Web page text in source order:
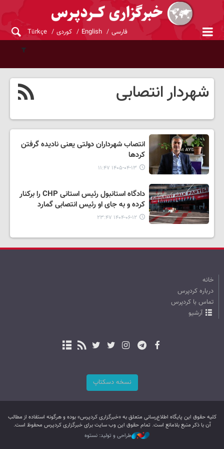
فارسی English کوردی Türkçe
شهردار انتصابی
انتصاب شهرداران دولتی یعنی نادیده گرفتن
کردها
۱۴۰۵-۰۴-۱۳ ۱۱:۴۷
دادگاه استانبول رئیس استانی CHP را برکنار
کرده و به جای او رئیس انتصابی گمارد
۱۴۰۴-۰۶-۱۲ ۲۳:۴۷
خانه
درباره کردپرس
تماس با کردپرس
آرشیو
نسخه دسکتاپ
کليه حقوق اين پایگاه اطلاع‌رسانی متعلق به «خبرگزاری کردپرس» بوده و هرگونه استفاده از مطالب
آن با ذکر منبع بلامانع است. تمام حقوق این وب سایت برای خبرگزاری کردپرس محفوظ است.
طراحی و تولید: نستوه